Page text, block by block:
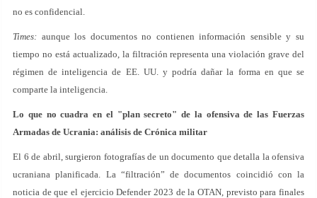
no es confidencial.
Times: aunque los documentos no contienen información sensible y su
tiempo no está actualizado, la filtración representa una violación grave del
régimen de inteligencia de EE. UU. y podría dañar la forma en que se
comparte la inteligencia.
Lo que no cuadra en el "plan secreto" de la ofensiva de las Fuerzas
Armadas de Ucrania: análisis de Crónica militar
El 6 de abril, surgieron fotografías de un documento que detalla la ofensiva
ucraniana planificada. La “filtración” de documentos coincidió con la
noticia de que el ejercicio Defender 2023 de la OTAN, previsto para finales